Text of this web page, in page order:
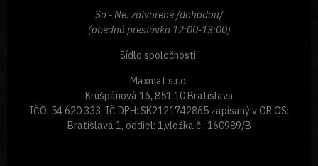
So - Ne: zatvorené /dohodou/
(obedná prestávka 12:00-13:00)
Sídlo spoločnosti:
Maxmat s.r.o.
Krušpánová 16, 851 10 Bratislava
IČO: 54 620 333, IČ DPH: SK2121742865 zapísaný v OR OS:
Bratislava 1, oddiel: 1,vložka č.: 160989/B